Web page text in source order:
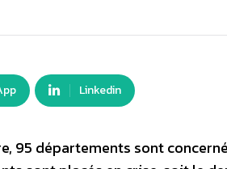
Linkedin
95 départements sont